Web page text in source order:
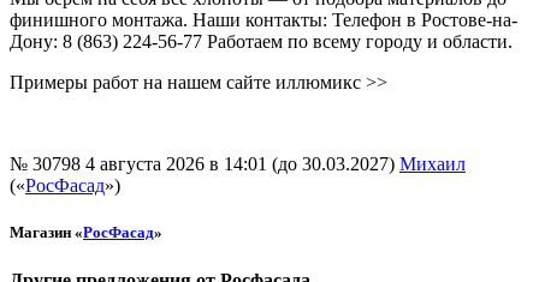
финишного монтажа. Наши контакты: Телефон в Ростове-на-
Дону: 8 (863) 224-56-77 Работаем по всему городу и области.
Примеры работ на нашем сайте иллюмикс >>
№ 30798 4 августа 2026 в 14:01 (до 30.03.2027) Михаил
(«РосФасад»)
Магазин «РосФасад»